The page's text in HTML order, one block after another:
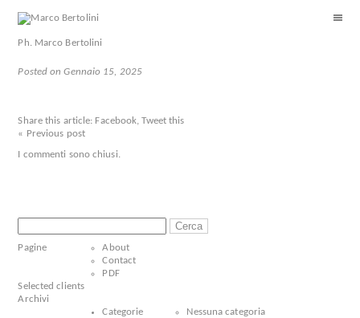
Ph. Marco Bertolini
Posted on Gennaio 15, 2025
Share this article: Facebook,Tweet this
« Previous post
I commenti sono chiusi.
per:
Pagine
About
Contact
PDF
Selected clients
Archivi
Categorie
Nessuna categoria